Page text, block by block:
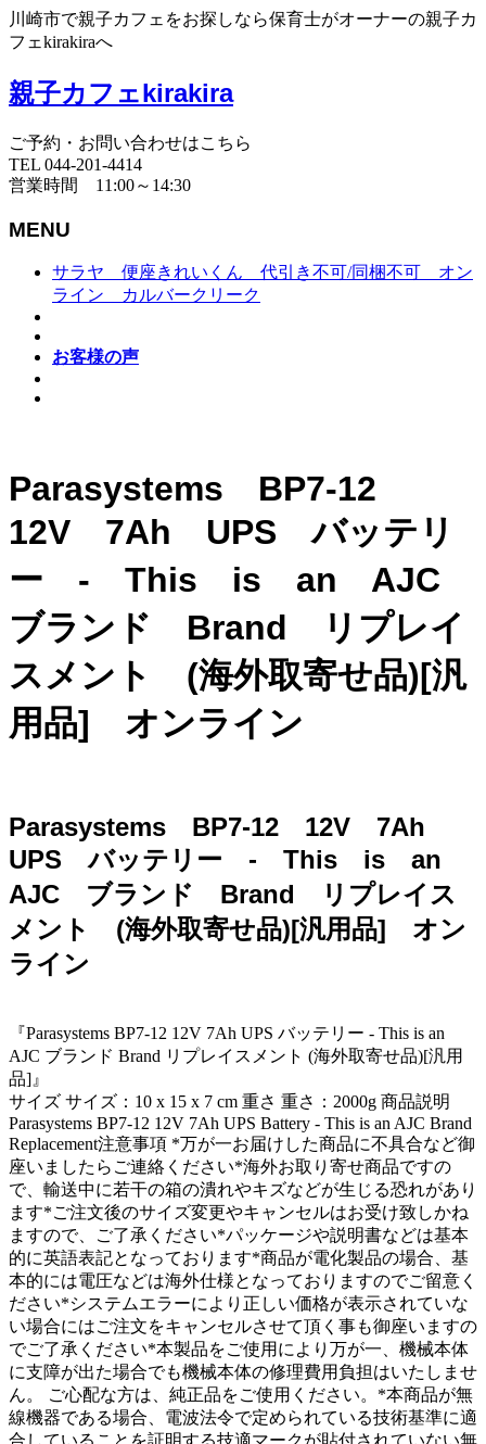
川崎市で親子カフェをお探しなら保育士がオーナーの親子カ
フェkirakiraへ
親子カフェkirakira
ご予約・お問い合わせはこちら
TEL 044-201-4414
営業時間 11:00～14:30
MENU
サラヤ 便座きれいくん 代引き不可/同梱不可 オン
ライン カルバークリーク
お客様の声
Parasystems BP7-12
12V 7Ah UPS バッテリ
ー - This is an AJC
ブランド Brand リプレイ
スメント (海外取寄せ品)[汎
用品] オンライン
Parasystems BP7-12 12V 7Ah
UPS バッテリー - This is an
AJC ブランド Brand リプレイス
メント (海外取寄せ品)[汎用品] オン
ライン
『Parasystems BP7-12 12V 7Ah UPS バッテリー - This is an
AJC ブランド Brand リプレイスメント (海外取寄せ品)[汎用
品]』
サイズ サイズ：10 x 15 x 7 cm 重さ 重さ：2000g 商品説明
Parasystems BP7-12 12V 7Ah UPS Battery - This is an AJC Brand
Replacement注意事項 *万が一お届けした商品に不具合など御
座いましたらご連絡ください*海外お取り寄せ商品ですの
で、輸送中に若干の箱の潰れやキズなどが生じる恐れがあり
ます*ご注文後のサイズ変更やキャンセルはお受け致しかね
ますので、ご了承ください*パッケージや説明書などは基本
的に英語表記となっております*商品が電化製品の場合、基
本的には電圧などは海外仕様となっておりますのでご留意く
ださい*システムエラーにより正しい価格が表示されていな
い場合にはご注文をキャンセルさせて頂く事も御座いますの
でご了承ください*本製品をご使用により万が一、機械本体
に支障が出た場合でも機械本体の修理費用負担はいたしませ
ん。 ご心配な方は、純正品をご使用ください。*本商品が無
線機器である場合、電波法令で定められている技術基準に適
合していることを証明する技適マークが貼付されていない無